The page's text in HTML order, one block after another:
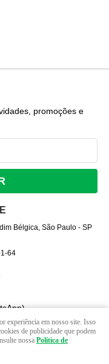
promoções e
Bélgica, São Paulo- SP
64
às 13 hrs. (exceto
experiência em nosso site. Isso
de publicidade que podem
nossa Política de